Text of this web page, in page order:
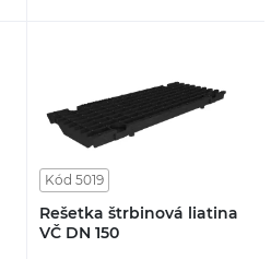
Kód 5019
Rešetka štrbinová liatina
VČ DN 150